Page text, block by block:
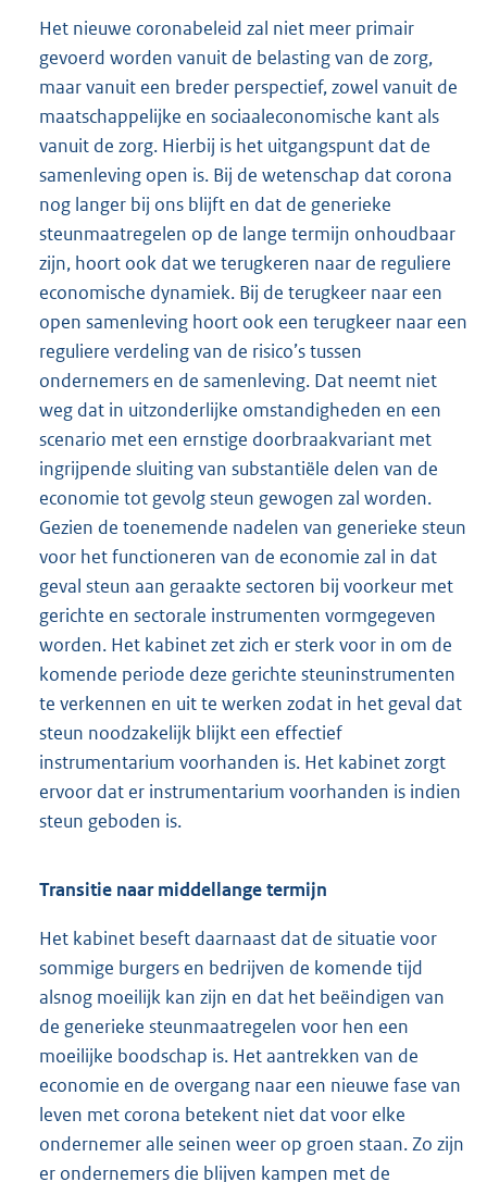
Het nieuwe coronabeleid zal niet meer primair
gevoerd worden vanuit de belasting van de zorg,
maar vanuit een breder perspectief, zowel vanuit de
maatschappelijke en sociaaleconomische kant als
vanuit de zorg. Hierbij is het uitgangspunt dat de
samenleving open is. Bij de wetenschap dat corona
nog langer bij ons blijft en dat de generieke
steunmaatregelen op de lange termijn onhoudbaar
zijn, hoort ook dat we terugkeren naar de reguliere
economische dynamiek. Bij de terugkeer naar een
open samenleving hoort ook een terugkeer naar een
reguliere verdeling van de risico’s tussen
ondernemers en de samenleving. Dat neemt niet
weg dat in uitzonderlijke omstandigheden en een
scenario met een ernstige doorbraakvariant met
ingrijpende sluiting van substantiële delen van de
economie tot gevolg steun gewogen zal worden.
Gezien de toenemende nadelen van generieke steun
voor het functioneren van de economie zal in dat
geval steun aan geraakte sectoren bij voorkeur met
gerichte en sectorale instrumenten vormgegeven
worden. Het kabinet zet zich er sterk voor in om de
komende periode deze gerichte steuninstrumenten
te verkennen en uit te werken zodat in het geval dat
steun noodzakelijk blijkt een effectief
instrumentarium voorhanden is. Het kabinet zorgt
ervoor dat er instrumentarium voorhanden is indien
steun geboden is.
Transitie naar middellange termijn
Het kabinet beseft daarnaast dat de situatie voor
sommige burgers en bedrijven de komende tijd
alsnog moeilijk kan zijn en dat het beëindigen van
de generieke steunmaatregelen voor hen een
moeilijke boodschap is. Het aantrekken van de
economie en de overgang naar een nieuwe fase van
leven met corona betekent niet dat voor elke
ondernemer alle seinen weer op groen staan. Zo zijn
er ondernemers die blijven kampen met de